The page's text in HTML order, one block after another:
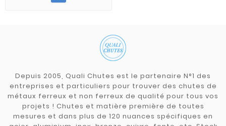
Depuis 2005, Quali Chutes est le partenaire N°1 des
entreprises et particuliers pour trouver des chutes de
métaux ferreux et non ferreux de qualité pour tous vos
projets ! Chutes et matière première de toutes
mesures et dans plus de 120 nuances spécifiques en